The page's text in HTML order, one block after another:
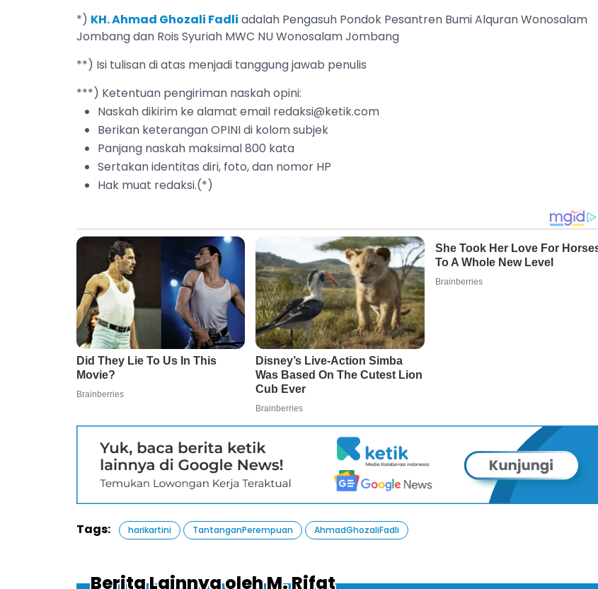
*) KH. Ahmad Ghozali Fadli adalah Pengasuh Pondok Pesantren Bumi Alquran Wonosalam
Jombang dan Rois Syuriah MWC NU Wonosalam Jombang
**) Isi tulisan di atas menjadi tanggung jawab penulis
***) Ketentuan pengiriman naskah opini:
Naskah dikirim ke alamat email redaksi@ketik.com
Berikan keterangan OPINI di kolom subjek
Panjang naskah maksimal 800 kata
Sertakan identitas diri, foto, dan nomor HP
Hak muat redaksi.(*)
Tags: harikartini TantanganPerempuan AhmadGhozaliFadli
Berita Lainnya oleh M. Rifat